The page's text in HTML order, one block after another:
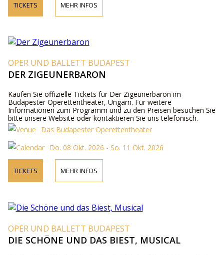
TICKETS MEHR INFOS
OPER UND BALLETT BUDAPEST
DER ZIGEUNERBARON
Kaufen Sie offizielle Tickets für Der Zigeunerbaron im
Budapester Operettentheater, Ungarn. Für weitere
Informationen zum Programm und zu den Preisen besuchen Sie
bitte unsere Website oder kontaktieren Sie uns telefonisch.
Das Budapester Operettentheater
Do. 08 Okt. 2026 - So. 11 Okt. 2026
TICKETS MEHR INFOS
OPER UND BALLETT BUDAPEST
DIE SCHÖNE UND DAS BIEST, MUSICAL